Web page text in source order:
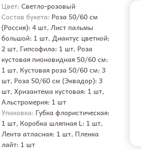
Цвет: Светло-розовый
Состав букета: Роза 50/60 см
(Россия): 4 шт, Лист пальмы
большой: 1 шт, Диантус цветной:
2 шт, Гипсофила: 1 шт, Роза
кустовая пионовидная 50/60 см:
1 шт, Кустовая роза 50/60 см: 3
шт, Роза 50/60 см (Эквадор): 3
шт, Хризантема кустовая: 1 шт,
Альстромерия: 1 шт
Упаковка: Губка флористическая:
1 шт, Коробка шляпная L: 1 шт,
Лента атласная: 1 шт, Пленка
лайт: 1 шт